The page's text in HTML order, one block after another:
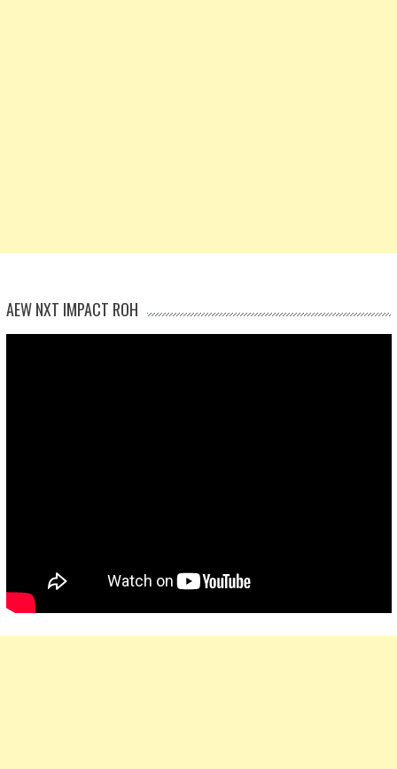
AEW NXT IMPACT ROH